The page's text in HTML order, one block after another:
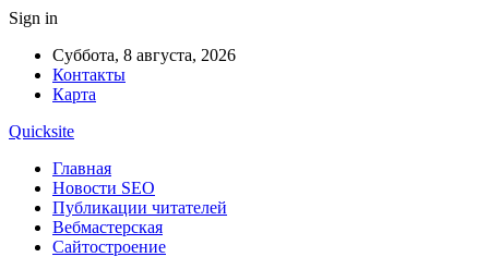
Sign in
Суббота, 8 августа, 2026
Контакты
Карта
Quicksite
Главная
Новости SEO
Публикации читателей
Вебмастерская
Сайтостроение